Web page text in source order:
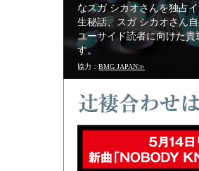
なスガ シカオさんを独占
生秘話、スガ シカオさん
ユーサイド読者に向けた
す。
協力： BMG JAPAN≫